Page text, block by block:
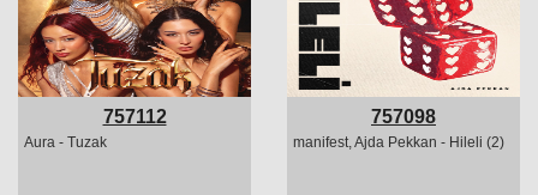
757112
Aura - Tuzak
757098
manifest, Ajda Pekkan - Hileli (2)